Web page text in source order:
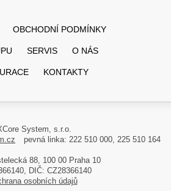
OBCHODNÍ PODMÍNKY
SERVIS O NÁS
KONTAKTY
System, s.r.o.
pevná linka: 222 510 000, 225 510 164
88, 100 00 Praha 10
DIČ: CZ28366140
osobních údajů